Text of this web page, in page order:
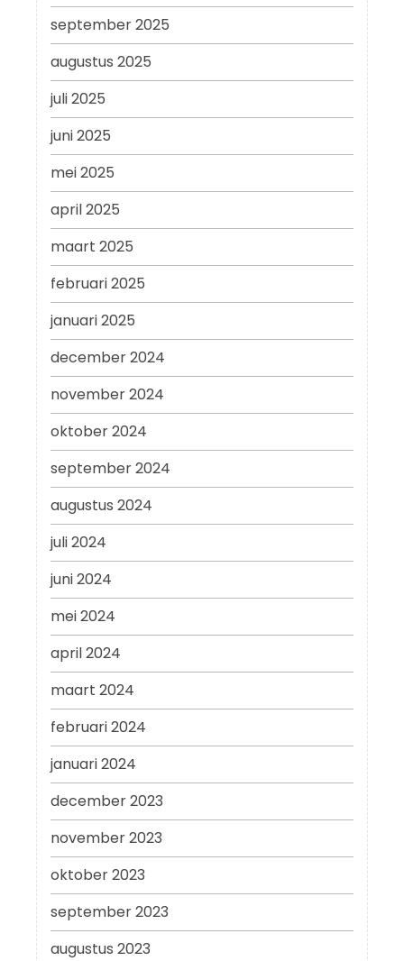
september 2025
augustus 2025
juli 2025
juni 2025
mei 2025
april 2025
maart 2025
februari 2025
januari 2025
december 2024
november 2024
oktober 2024
september 2024
augustus 2024
juli 2024
juni 2024
mei 2024
april 2024
maart 2024
februari 2024
januari 2024
december 2023
november 2023
oktober 2023
september 2023
augustus 2023